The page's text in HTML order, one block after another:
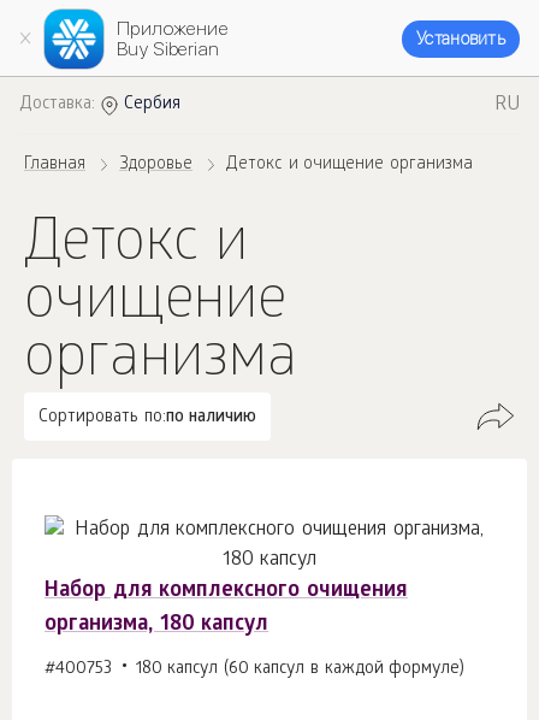
Приложение
Buy Siberian
Установить
Доставка: Сербия RU
Главная Здоровье Детокс и очищение организма
Детокс и
очищение
организма
Сортировать по:по наличию
Набор для комплексного очищения
организма, 180 капсул
#400753 180 капсул (60 капсул в каждой формуле)